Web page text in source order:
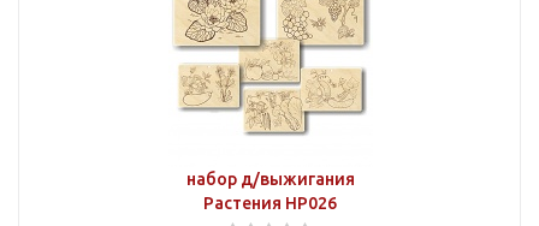
набор д/выжигания
Растения НР026